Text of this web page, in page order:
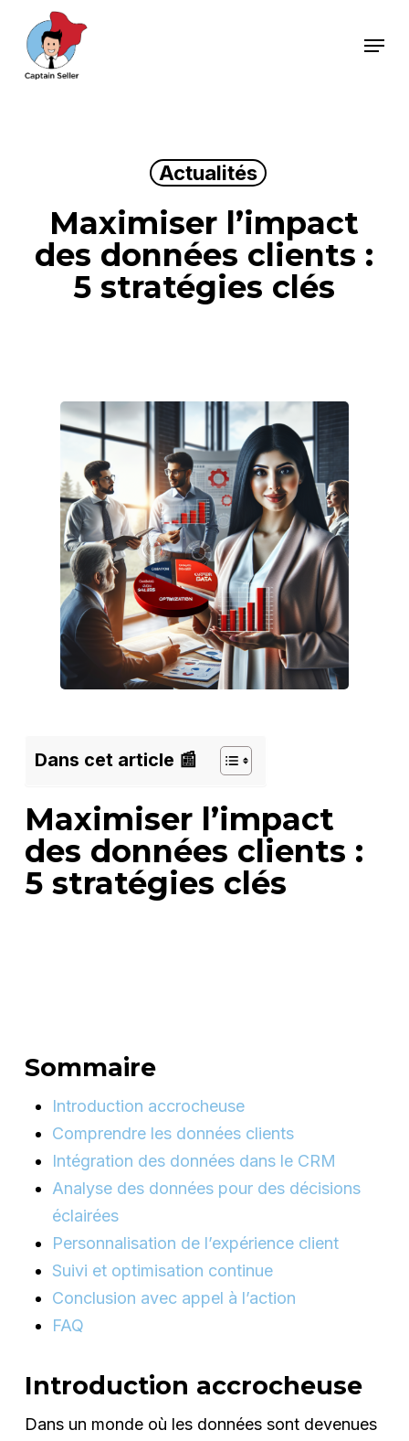
main
Menu
Actualités
Maximiser l’impact
des données clients :
5 stratégies clés
Dans cet article 📰
Maximiser l’impact
des données clients :
5 stratégies clés
Sommaire
Introduction accrocheuse
Comprendre les données clients
Intégration des données dans le CRM
Analyse des données pour des décisions
éclairées
Personnalisation de l’expérience client
Suivi et optimisation continue
Conclusion avec appel à l’action
FAQ
Introduction accrocheuse
Dans un monde où les données sont devenues